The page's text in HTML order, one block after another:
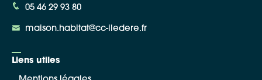
05 46 29 93 80
maison.habitat@cc-iledere.fr
Liens utiles